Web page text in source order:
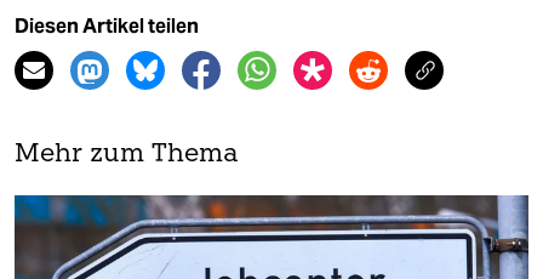
Diesen Artikel teilen
Mehr zum Thema